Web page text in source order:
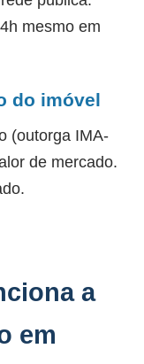
mesmo em
do imóvel
(outorga IMA-
de mercado.
a
em